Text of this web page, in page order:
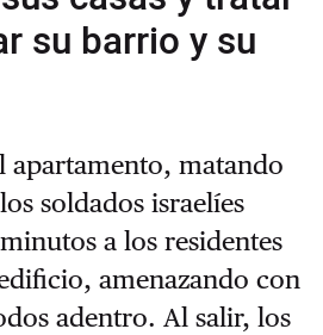
su barrio y su
apartamento, matando
soldados israelíes
a los residentes
amenazando con
adentro. Al salir, los